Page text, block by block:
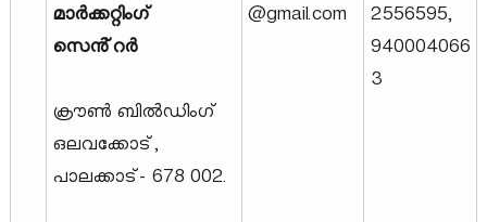
മാർക്കറ്റിംഗ്
സെൻ്റർ
ക്രൗൺ ബിൽഡിംഗ്
ഒലവക്കോട്,
പാലക്കാട്- 678 002.
@gmail.com
2556595,
940004066
3